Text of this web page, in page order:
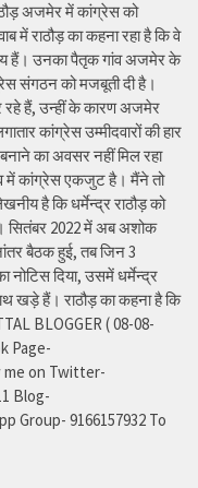
अजमेर में कांग्रेस को
राठौड़ का कहना रहा है कि वे
हैं। उनका पैतृक गांव अजमेर के
संगठन को मजबूती दी है।
हैं, उन्हीं के कारण अजमेर
कांग्रेस उम्मीदवारों की हार
का अवसर नहीं मिल रहा
में कांग्रेस एकजुट है। मैंने तो
है कि धर्मेन्द्र राठौड़ को
सितंबर 2022 में अब अशोक
बैठक हुई, तब जिन 3
दिया, उसमें धर्मेन्द्र
खड़े हैं। राठौड़ का कहना है कि
BLOGGER ( 08-08-
Page-
me on Twitter-
Blog-
Group- 9166157932 To